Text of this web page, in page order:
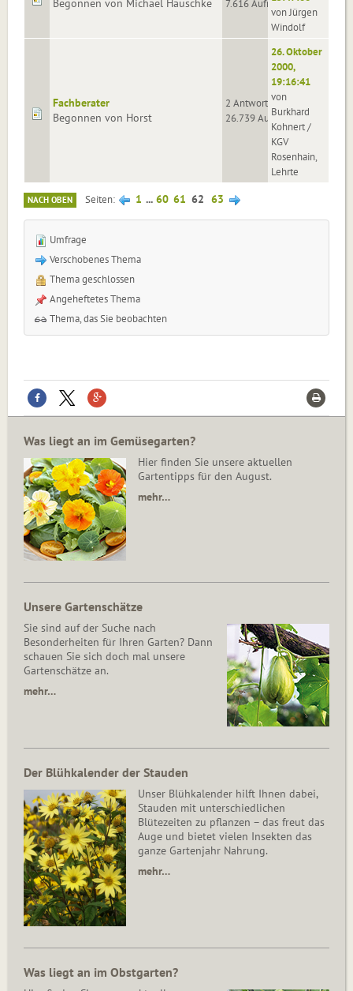
Begonnen von Michael Hauschke 7.616 Aufrufe
von Jürgen
Windolf
Fachberater
Begonnen von Horst
2 Antworten
26.739 Aufrufe
26. Oktober
2000,
19:16:41
von
Burkhard
Kohnert /
KGV
Rosenhain,
Lehrte
NACH OBEN Seiten 1 ... 60 61 62 63
Umfrage
Verschobenes Thema
Thema geschlossen
Angeheftetes Thema
Thema, das Sie beobachten
Was liegt an im Gemüsegarten?
Hier finden Sie unsere aktuellen
Gartentipps für den August.
mehr…
Unsere Gartenschätze
Sie sind auf der Suche nach
Besonderheiten für Ihren Garten? Dann
schauen Sie sich doch mal unsere
Gartenschätze an.
mehr…
Der Blühkalender der Stauden
Unser Blühkalender hilft Ihnen dabei,
Stauden mit unterschiedlichen
Blütezeiten zu pflanzen – das freut das
Auge und bietet vielen Insekten das
ganze Gartenjahr Nahrung.
mehr…
Was liegt an im Obstgarten?